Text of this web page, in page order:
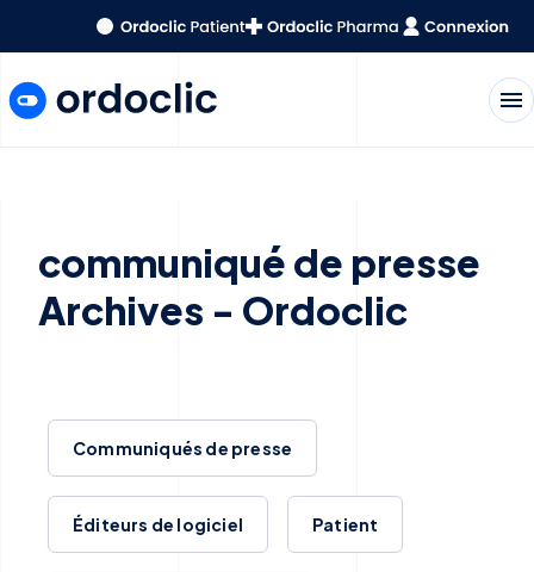
menu
communiqué de presse
Archives - Ordoclic
Communiqués de presse
Éditeurs de logiciel Patient